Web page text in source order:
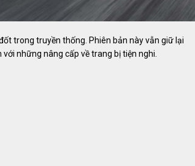
trong truyền thống. Phiên bản này vẫn giữ lại
những nâng cấp về trang bị tiện nghi.